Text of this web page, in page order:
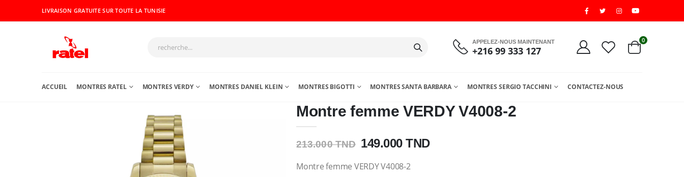
LIVRAISON GRATUITE SUR TOUTE LA TUNISIE
APPELEZ-NOUS MAINTENANT
+216 99 333 127
0
ACCUEIL MONTRES RATEL MONTRES VERDY MONTRES DANIEL KLEIN MONTRES BIGOTTI MONTRES SANTA BARBARA MONTRES SERGIO TACCHINI CONTACTEZ-NOUS
Montre femme VERDY V4008-2
213.000 TND 149.000 TND
Montre femme VERDY V4008-2